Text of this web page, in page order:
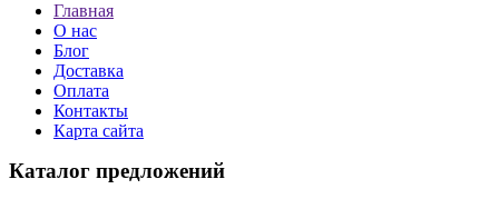
Главная
О нас
Блог
Доставка
Оплата
Контакты
Карта сайта
Каталог предложений